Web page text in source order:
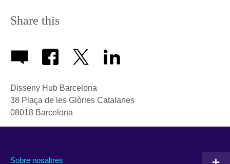
Share this
Disseny Hub Barcelona
38 Plaça de les Glòries Catalanes
08018 Barcelona
Sobre nosaltres